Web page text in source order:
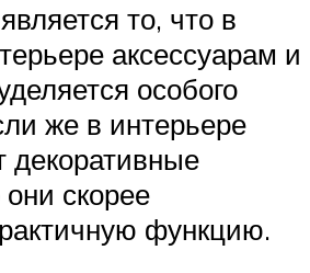
то, что в
аксессуарам и
особого
же в интерьере
декоративные
скорее
функцию.